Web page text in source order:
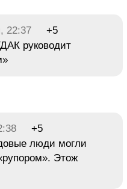
22:37
+5
руководит
+5
люди могли
Этож